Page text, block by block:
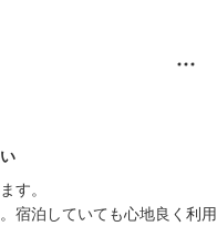
す。
宿泊していても心地良く利用